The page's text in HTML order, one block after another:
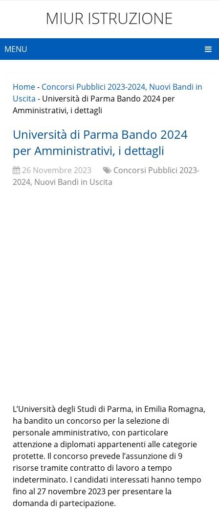
MIUR ISTRUZIONE
MENU
Home- Concorsi Pubblici 2023-2024, Nuovi Bandi in
Uscita - Università di Parma Bando 2024 per
Amministrativi, i dettagli
Università di Parma Bando 2024
per Amministrativi, i dettagli
26 Novembre 2023
Concorsi Pubblici 2023-
2024, Nuovi Bandi in Uscita
L’Università degli Studi di Parma, in Emilia Romagna,
ha bandito un concorso per la selezione di
personale amministrativo, con particolare
attenzione a diplomati appartenenti alle categorie
protette. Il concorso prevede l’assunzione di 9
risorse tramite contratto di lavoro a tempo
indeterminato. I candidati interessati hanno tempo
fino al 27 novembre 2023 per presentare la
domanda di partecipazione.